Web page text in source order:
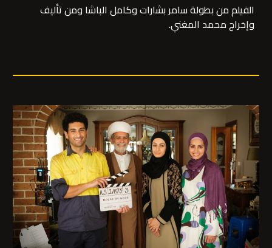
الفيلم من بطولة سامر بشارات وكامل الباشا ومن تأليف
وإخراج محمد المغني.